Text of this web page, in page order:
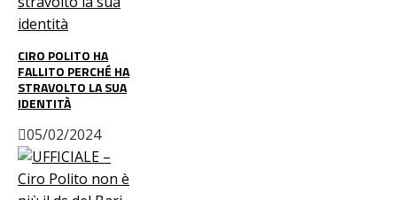
CIRO POLITO HA
FALLITO PERCHÉ HA
STRAVOLTO LA SUA
IDENTITÀ
05/02/2024